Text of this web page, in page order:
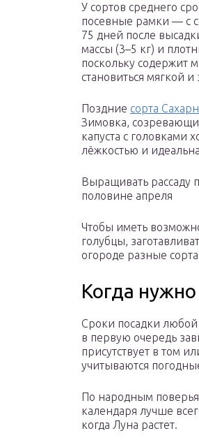
У сортов среднего
посевные рамки — с
75 дней после
массы (3–5 кг) и
поскольку содержит
становиться мягкой и
Поздние сорта
Зимовка,
капуста с головками
лёжкостью и
Выращивать рассаду
половине апреля
Чтобы иметь
голубцы,
огороде разные
Когда нужно
Сроки посадки любой
в первую очередь
присутствует в том
учитываются
По народным
календаря лучше
когда Луна растет.